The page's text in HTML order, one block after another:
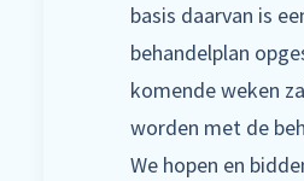
basis daarvan is
behandelplan
komende weken
worden met de
We hopen en